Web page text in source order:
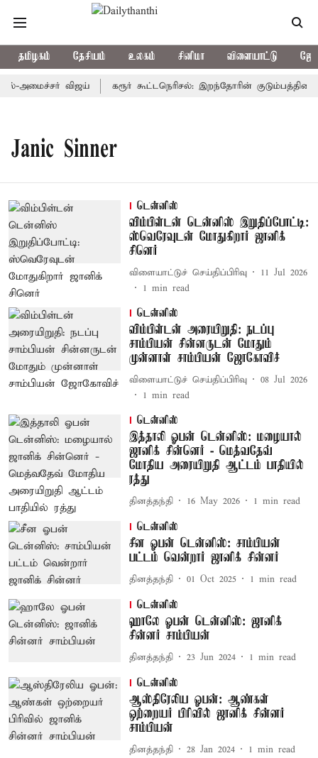
தமிழகம் தேசியம் உலகம் சினிமா விளையாட்டு
அமைச்சர் விஜய் கரூர் கூட்டநெரிசல்: இறந்தோரின்
Janic Sinner
டென்னிஸ்
விம்பிள்டன் டென்னிஸ் இறுதிப்போட்டி:
ஸ்வெரேவுடன் மோதுகிறார் ஜானிக்
சினெர்
விளையாட்டுச் செய்திப்பிரிவு
11 Jul 2026
1 min read
டென்னிஸ்
விம்பிள்டன் அரையிறுதி: நடப்பு
சாம்பியன் சின்னருடன் மோதும்
முன்னாள் சாம்பியன் ஜோகோவிச்
விளையாட்டுச் செய்திப்பிரிவு
08 Jul 2026
1 min read
டென்னிஸ்
இத்தாலி ஓபன் டென்னிஸ்: மழையால்
ஜானிக் சின்னெர் - மெத்வதேவ்
மோதிய அரையிறுதி ஆட்டம் பாதியில்
ரத்து
தினத்தந்தி 16 May 2026 1 min read
டென்னிஸ்
சீன ஓபன் டென்னிஸ்: சாம்பியன்
பட்டம் வென்றார் ஜானிக் சின்னர்
தினத்தந்தி 01 Oct 2025 1 min read
டென்னிஸ்
ஹாலே ஓபன் டென்னிஸ்: ஜானிக்
சின்னர் சாம்பியன்
தினத்தந்தி 23 Jun 2024 1 min read
டென்னிஸ்
ஆஸ்திரேலிய ஓபன்: ஆண்கள்
ஒற்றையர் பிரிவில் ஜானிக் சின்னர்
சாம்பியன்
தினத்தந்தி 28 Jan 2024 1 min read